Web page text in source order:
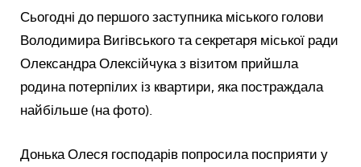
Сьогодні до першого заступника міського голови
Володимира Вигівського та секретаря міської ради
Олександра Олексійчука з візитом прийшла
родина потерпілих із квартири, яка постраждала
найбільше (на фото).
Донька Олеся господарів попросила посприяти у